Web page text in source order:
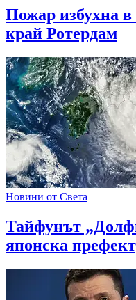
Пожар избухна в
край Ротердам
Новини от Света
Тайфунът
японска